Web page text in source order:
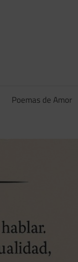
Poemas de Amor